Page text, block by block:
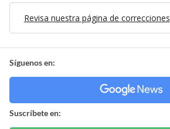
Revisa nuestra página de correcciones
Síguenos en:
Suscríbete en: